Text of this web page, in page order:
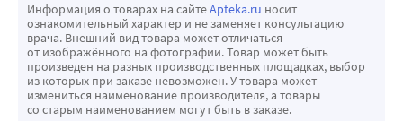
Информация о товарах на сайтеApteka.ru носит
ознакомительный характер и не заменяет консультацию
врача. Внешний вид товара может отличаться
от изображённого на фотографии. Товар может быть
произведен на разных производственных площадках, выбор
из которых при заказе невозможен. У товара может
измениться наименование производителя, а товары
со старым наименованием могут быть в заказе.